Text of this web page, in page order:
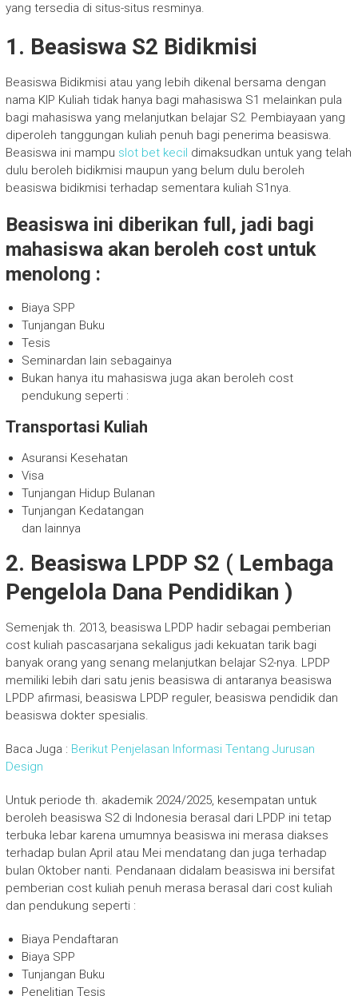
yang tersedia di situs-situs resminya.
1. Beasiswa S2 Bidikmisi
Beasiswa Bidikmisi atau yang lebih dikenal bersama dengan
nama KIP Kuliah tidak hanya bagi mahasiswa S1 melainkan pula
bagi mahasiswa yang melanjutkan belajar S2. Pembiayaan yang
diperoleh tanggungan kuliah penuh bagi penerima beasiswa.
Beasiswa ini mampu slot bet kecil dimaksudkan untuk yang telah
dulu beroleh bidikmisi maupun yang belum dulu beroleh
beasiswa bidikmisi terhadap sementara kuliah S1nya.
Beasiswa ini diberikan full, jadi bagi
mahasiswa akan beroleh cost untuk
menolong :
Biaya SPP
Tunjangan Buku
Tesis
Seminardan lain sebagainya
Bukan hanya itu mahasiswa juga akan beroleh cost
pendukung seperti :
Transportasi Kuliah
Asuransi Kesehatan
Visa
Tunjangan Hidup Bulanan
Tunjangan Kedatangan
dan lainnya
2. Beasiswa LPDP S2 ( Lembaga
Pengelola Dana Pendidikan )
Semenjak th. 2013, beasiswa LPDP hadir sebagai pemberian
cost kuliah pascasarjana sekaligus jadi kekuatan tarik bagi
banyak orang yang senang melanjutkan belajar S2-nya. LPDP
memiliki lebih dari satu jenis beasiswa di antaranya beasiswa
LPDP afirmasi, beasiswa LPDP reguler, beasiswa pendidik dan
beasiswa dokter spesialis.
Baca Juga : Berikut Penjelasan Informasi Tentang Jurusan
Design
Untuk periode th. akademik 2024/2025, kesempatan untuk
beroleh beasiswa S2 di Indonesia berasal dari LPDP ini tetap
terbuka lebar karena umumnya beasiswa ini merasa diakses
terhadap bulan April atau Mei mendatang dan juga terhadap
bulan Oktober nanti. Pendanaan didalam beasiswa ini bersifat
pemberian cost kuliah penuh merasa berasal dari cost kuliah
dan pendukung seperti :
Biaya Pendaftaran
Biaya SPP
Tunjangan Buku
Penelitian Tesis